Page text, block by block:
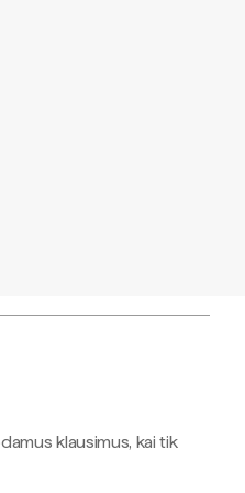
klausimus, kai tik